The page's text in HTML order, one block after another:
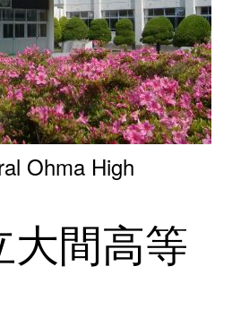
Ohma High
間高等